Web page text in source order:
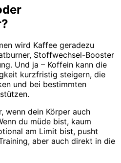
wird Kaffee geradezu
Stoffwechsel-Booster
Und ja – Koffein kann die
kurzfristig steigern, die
und bei bestimmten
wenn dein Körper auch
du müde bist, kaum
am Limit bist, pusht
aber auch direkt in die